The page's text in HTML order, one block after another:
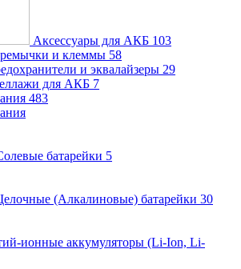
Аксессуары для АКБ 103
и клеммы 58
и эквалайзеры 29
для АКБ 7
483
батарейки 5
(Алкалиновые) батарейки 30
ионные аккумуляторы (Li-Ion, Li-